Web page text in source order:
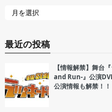
最近の投稿
【情報解禁】舞台
and Run-』公演
公演情報も解禁！！